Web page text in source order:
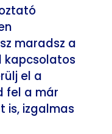
maradsz a
kapcsolatos
el a
fel a már
is, izgalmas